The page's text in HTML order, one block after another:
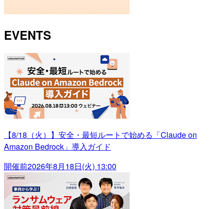
EVENTS
【8/18（火）】安全・最短ルートで始める「Claude on
Amazon Bedrock」導入ガイド
開催前2026年8月18日(火) 13:00